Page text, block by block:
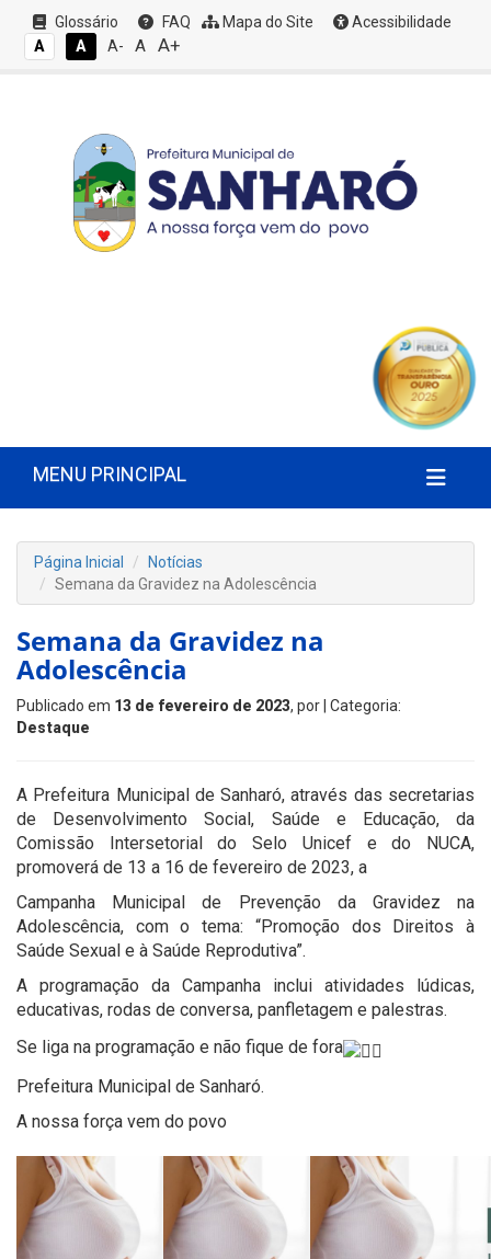
Glossário FAQ Mapa do Site
Acessibilidade
A
A A- A A+
MENU PRINCIPAL
Página Inicial
Notícias
Semana da Gravidez na Adolescência
Semana da Gravidez na
Adolescência
Publicado em 13 de fevereiro de 2023, por | Categoria:
Destaque
A Prefeitura Municipal de Sanharó, através das secretarias
de Desenvolvimento Social, Saúde e Educação, da
Comissão Intersetorial do Selo Unicef e do NUCA,
promoverá de 13 a 16 de fevereiro de 2023, a
Campanha Municipal de Prevenção da Gravidez na
Adolescência, com o tema: “Promoção dos Direitos à
Saúde Sexual e à Saúde Reprodutiva”.
A programação da Campanha inclui atividades lúdicas,
educativas, rodas de conversa, panfletagem e palestras.
Se liga na programação e não fique de fora
Prefeitura Municipal de Sanharó.
A nossa força vem do povo